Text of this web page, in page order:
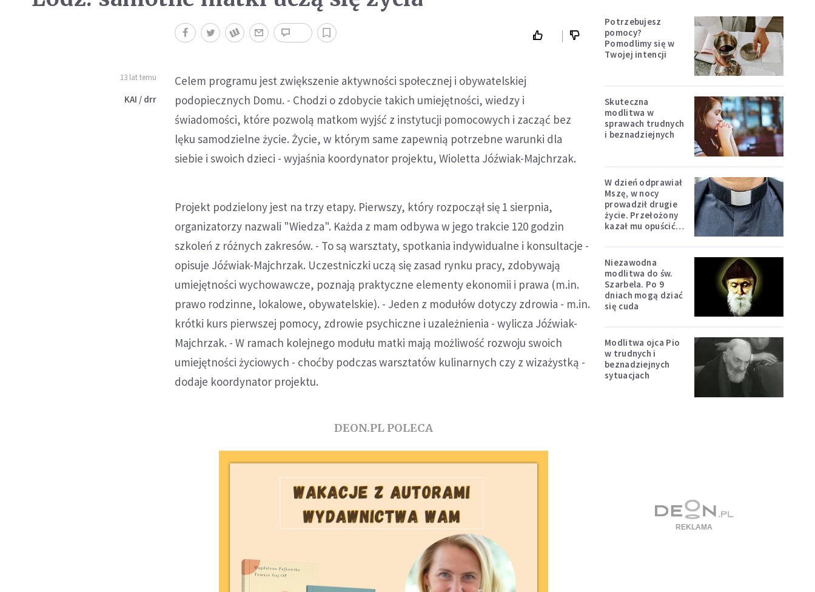
13 lat temu
KAI / drr
Celem programu jest zwiększenie aktywności społecznej i obywatelskiej
podopiecznych Domu. - Chodzi o zdobycie takich umiejętności, wiedzy i
świadomości, które pozwolą matkom wyjść z instytucji pomocowych i zacząć bez
lęku samodzielne życie. Życie, w którym same zapewnią potrzebne warunki dla
siebie i swoich dzieci - wyjaśnia koordynator projektu, Wioletta Jóźwiak-Majchrzak.
Projekt podzielony jest na trzy etapy. Pierwszy, który rozpoczął się 1 sierpnia,
organizatorzy nazwali "Wiedza". Każda z mam odbywa w jego trakcie 120 godzin
szkoleń z różnych zakresów. - To są warsztaty, spotkania indywidualne i konsultacje -
opisuje Jóźwiak-Majchrzak. Uczestniczki uczą się zasad rynku pracy, zdobywają
umiejętności wychowawcze, poznają praktyczne elementy ekonomii i prawa (m.in.
prawo rodzinne, lokalowe, obywatelskie). - Jeden z modułów dotyczy zdrowia - m.in.
krótki kurs pierwszej pomocy, zdrowie psychiczne i uzależnienia - wylicza Jóźwiak-
Majchrzak. - W ramach kolejnego modułu matki mają możliwość rozwoju swoich
umiejętności życiowych - choćby podczas warsztatów kulinarnych czy z wizażystką -
dodaje koordynator projektu.
DEON.PL POLECA
Potrzebujesz
pomocy?
Pomodlimy się w
Twojej intencji
Skuteczna
modlitwa w
sprawach trudnych
i beznadziejnych
W dzień odprawiał
Mszę, w nocy
prowadził drugie
życie. Przełożony
kazał mu opuścić
Niezawodna
modlitwa do św.
Szarbela. Po 9
dniach mogą dziać
się cuda
Modlitwa ojca Pio
w trudnych i
beznadziejnych
sytuacjach